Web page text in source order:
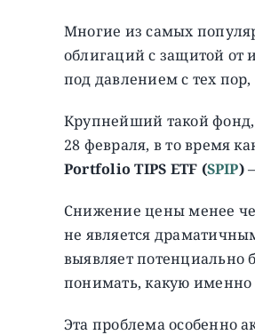
Многие из самых
облигаций с защитой от
под давлением с тех
Крупнейший такой
28 февраля, в то время
Portfolio TIPS ETF (SPIP)
Снижение цены менее
не является
выявляет потенциально
понимать, какую
Эта проблема особенно